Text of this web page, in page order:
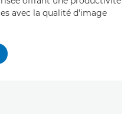
avec la qualité d'image